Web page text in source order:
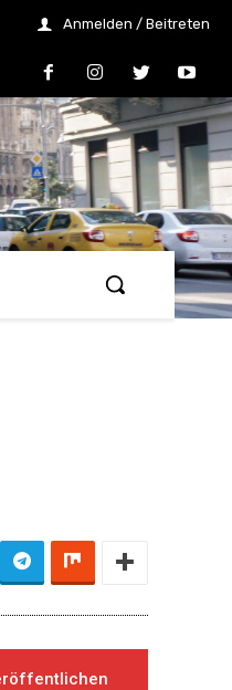
Anmelden / Beitreten